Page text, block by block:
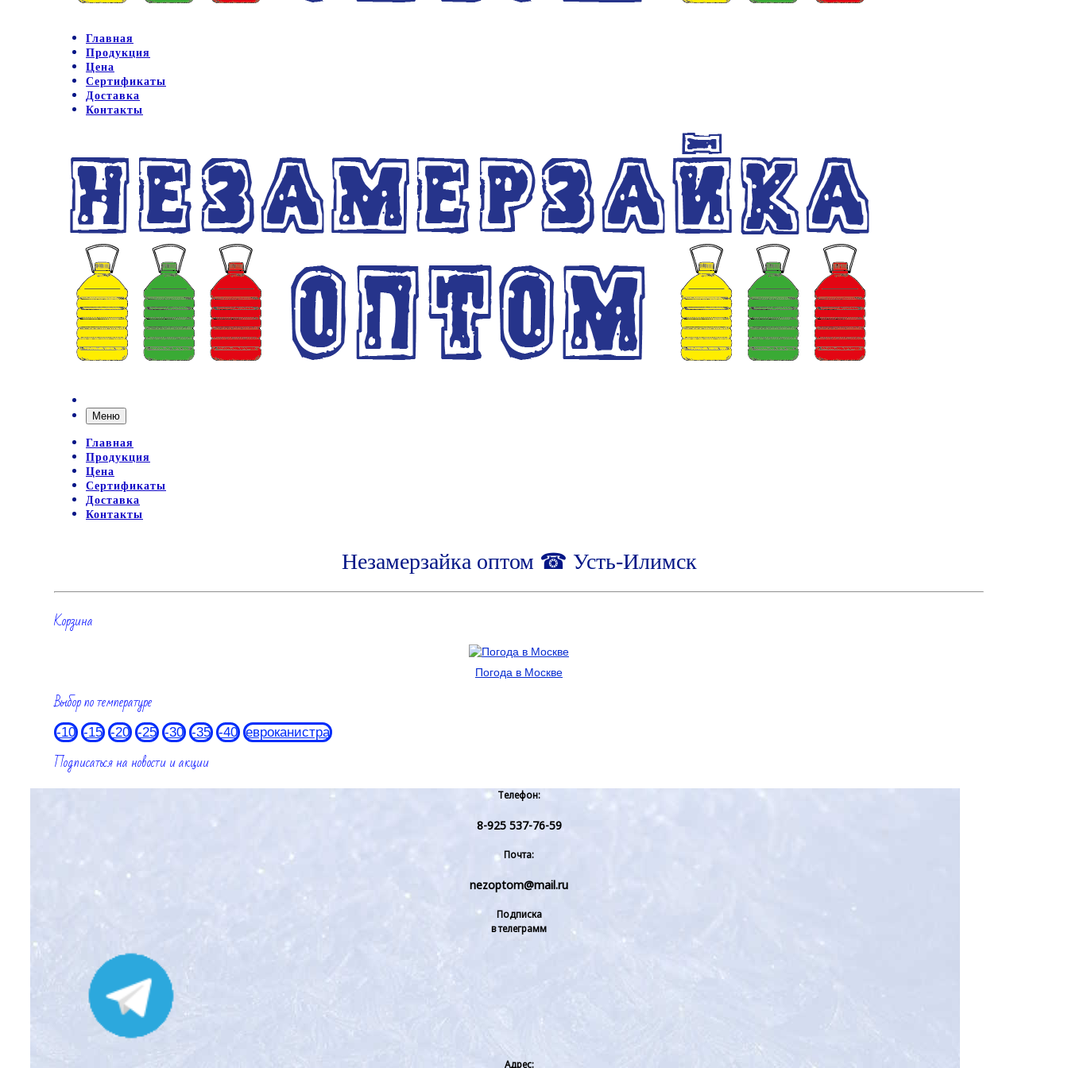
Главная
Продукция
Цена
Сертификаты
Доставка
Контакты
Меню
Главная
Продукция
Цена
Сертификаты
Доставка
Контакты
Незамерзайка оптом ☎ Усть-Илимск
Корзина
Погода в Москве
Выбор по температуре
-10 -15 -20 -25 -30 -35 -40 евроканистра
Подписаться на новости и акции
Телефон:
8-925 537-76-59
Почта:
nezoptom@mail.ru
Подписка
в телеграмм
Адрес: